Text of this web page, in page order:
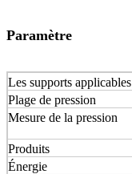
Paramètre
Les supports applicables
Plage de pression
Mesure de la pression
Produits
Énergie